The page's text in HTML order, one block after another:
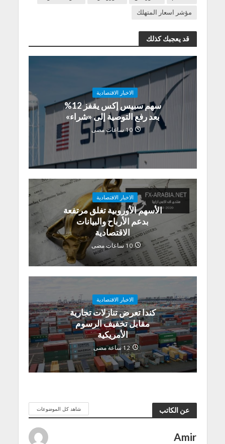
مؤشر اسعار المتهلك
قد يعجبك كذلك
الاخبار الاقتصادية
سهم سبيس إكس يقفز 12%
بعد رفع التوصية إلى «شراء»
10 ساعات مضى
الاخبار الاقتصادية
الأسهم الأوروبية تغلق مرتفعة
بدعم الأرباح والبيانات
الاقتصادية
10 ساعات مضى
الاخبار الاقتصادية
كندا تعرض تنازلات تجارية
مقابل تخفيف الرسوم
الأمريكية
12 ساعة مضى
عن الكاتب شاهد كل الموضوعات
Amir